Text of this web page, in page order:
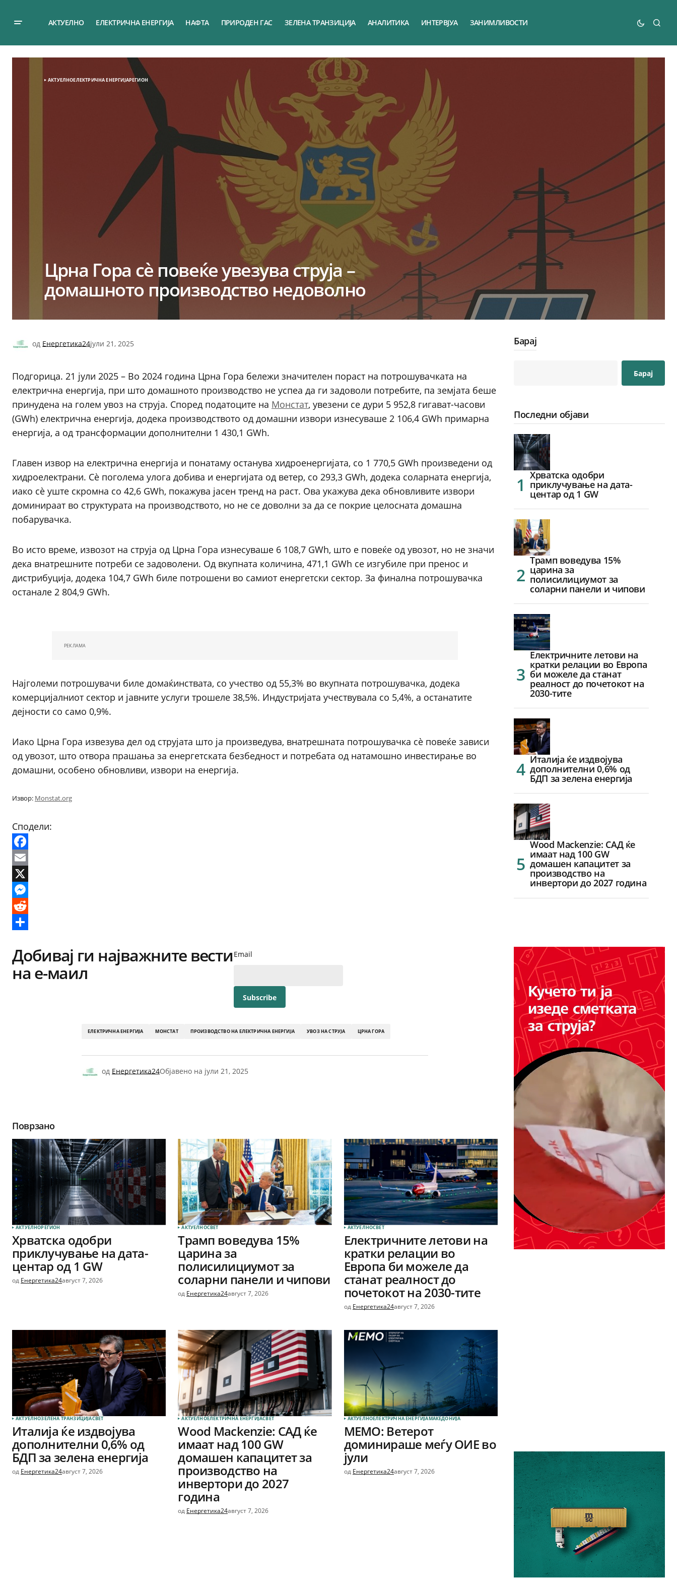
АКТУЕЛНО ЕЛЕКТРИЧНА ЕНЕРГИЈА НАФТА ПРИРОДЕН ГАС ЗЕЛЕНА ТРАНЗИЦИЈА АНАЛИТИКА ИНТЕРВЈУА ЗАНИМЛИВОСТИ
АКТУЕЛНОЕЛЕКТРИЧНА ЕНЕРГИЈАРЕГИОН
Црна Гора сè повеќе увезува струја –
домашното производство недоволно
од Енергетика24јули 21, 2025
Подгорица. 21 јули 2025 – Во 2024 година Црна Гора бележи значителен пораст на потрошувачката на
електрична енергија, при што домашното производство не успеа да ги задоволи потребите, па земјата беше
принудена на голем увоз на струја. Според податоците на Монстат, увезени се дури 5 952,8 гигават-часови
(GWh) електрична енергија, додека производството од домашни извори изнесуваше 2 106,4 GWh примарна
енергија, а од трансформации дополнителни 1 430,1 GWh.
Главен извор на електрична енергија и понатаму останува хидроенергијата, со 1 770,5 GWh произведени од
хидроелектрани. Сè поголема улога добива и енергијата од ветер, со 293,3 GWh, додека соларната енергија,
иако сè уште скромна со 42,6 GWh, покажува јасен тренд на раст. Ова укажува дека обновливите извори
доминираат во структурата на производството, но не се доволни за да се покрие целосната домашна
побарувачка.
Во исто време, извозот на струја од Црна Гора изнесуваше 6 108,7 GWh, што е повеќе од увозот, но не значи
дека внатрешните потреби се задоволени. Од вкупната количина, 471,1 GWh се изгубиле при пренос и
дистрибуција, додека 104,7 GWh биле потрошени во самиот енергетски сектор. За финална потрошувачка
останале 2 804,9 GWh.
РЕКЛАМА
Најголеми потрошувачи биле домаќинствата, со учество од 55,3% во вкупната потрошувачка, додека
комерцијалниот сектор и јавните услуги трошеле 38,5%. Индустријата учествувала со 5,4%, а останатите
дејности со само 0,9%.
Иако Црна Гора извезува дел од струјата што ја произведува, внатрешната потрошувачка сè повеќе зависи
од увозот, што отвора прашања за енергетската безбедност и потребата од натамошно инвестирање во
домашни, особено обновливи, извори на енергија.
Извор: Monstat.org
Сподели:
Facebook
Email
X
Messenger
Reddit
Добивај ги најважните вести
на е-маил
Email
ЕЛЕКТРИЧНА ЕНЕРГИЈА МОНСТАТ ПРОИЗВОДСТВО НА ЕЛЕКТРИЧНА ЕНЕРГИЈА УВОЗ НА СТРУЈА ЦРНА ГОРА
од Енергетика24Објавено на јули 21, 2025
Поврзано
АКТУЕЛНОРЕГИОН
Хрватска одобри
приклучување на дата-
центар од 1 GW
од Енергетика24август 7, 2026
АКТУЕЛНОСВЕТ
Трамп воведува 15%
царина за
полисилициумот за
соларни панели и чипови
од Енергетика24август 7, 2026
АКТУЕЛНОСВЕТ
Електричните летови на
кратки релации во
Европа би можеле да
станат реалност до
почетокот на 2030-тите
од Енергетика24август 7, 2026
АКТУЕЛНОЗЕЛЕНА ТРАНЗИЦИЈАСВЕТ
Италија ќе издвојува
дополнителни 0,6% од
БДП за зелена енергија
од Енергетика24август 7, 2026
АКТУЕЛНОЕЛЕКТРИЧНА ЕНЕРГИЈАСВЕТ
Wood Mackenzie: САД ќе
имаат над 100 GW
домашен капацитет за
производство на
инвертори до 2027
година
од Енергетика24август 7, 2026
АКТУЕЛНОЕЛЕКТРИЧНА ЕНЕРГИЈАМАКЕДОНИЈА
МЕМО: Ветерот
доминираше меѓу ОИЕ во
јули
од Енергетика24август 7, 2026
Барај
Барај
Последни објави
Хрватска одобри
приклучување на дата-
центар од 1 GW
Трамп воведува 15%
царина за
полисилициумот за
соларни панели и чипови
Електричните летови на
кратки релации во Европа
би можеле да станат
реалност до почетокот на
2030-тите
Италија ќе издвојува
дополнителни 0,6% од
БДП за зелена енергија
Wood Mackenzie: САД ќе
имаат над 100 GW
домашен капацитет за
производство на
инвертори до 2027 година